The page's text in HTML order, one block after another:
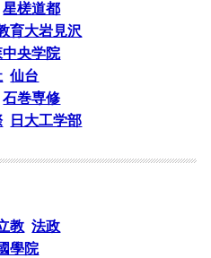
星槎道都
育大岩見沢
中央学院
仙台
石巻専修
日大工学部
教 法政
學院